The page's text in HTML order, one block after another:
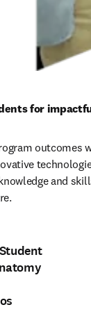
for
outcomes
and